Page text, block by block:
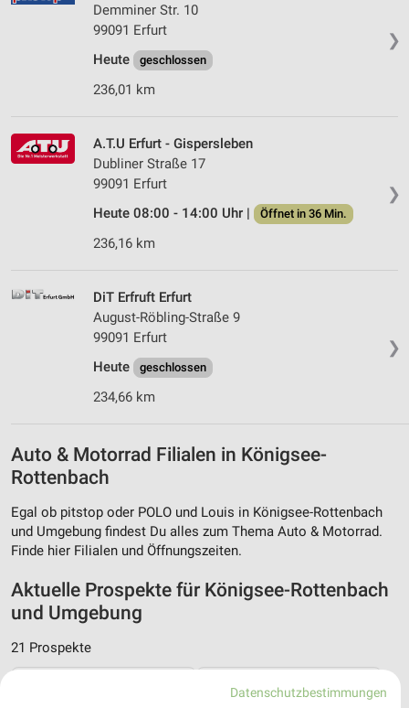
❯
Demminer Str. 10
99091 Erfurt
Heute
geschlossen
236,01 km
❯
A.T.U Erfurt - Gispersleben
Dubliner Straße 17
99091 Erfurt
Heute 08:00 - 14:00 Uhr |
Öffnet in 36 Min.
236,16 km
❯
DiT Erfruft Erfurt
August-Röbling-Straße 9
99091 Erfurt
Heute
geschlossen
234,66 km
Auto & Motorrad Filialen in Königsee-
Rottenbach
Egal ob pitstop oder POLO und Louis in Königsee-Rottenbach
und Umgebung findest Du alles zum Thema Auto & Motorrad.
Finde hier Filialen und Öffnungszeiten.
Aktuelle Prospekte für Königsee-Rottenbach
und Umgebung
21 Prospekte
Opti Wohnwelt
Datenschutzbestimmungen